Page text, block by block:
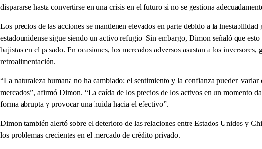
dispararse hasta convertirse en una crisis en el futuro si no se gestiona
Los precios de las acciones se mantienen elevados en parte debido a la
estadounidense sigue siendo un activo refugio. Sin embargo, Dimon señaló que
bajistas en el pasado. En ocasiones, los mercados adversos asustan a los inversores,
retroalimentación.
“La naturaleza humana no ha cambiado: el sentimiento y la confianza pueden variar
mercados”, afirmó Dimon. “La caída de los precios de los activos en un momento
forma abrupta y provocar una huida hacia el efectivo”.
Dimon también alertó sobre el deterioro de las relaciones entre Estados Unidos y
los problemas crecientes en el mercado de crédito privado.